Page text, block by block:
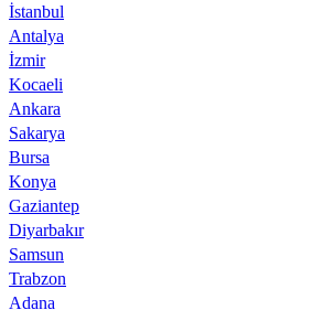
İstanbul
Antalya
İzmir
Kocaeli
Ankara
Sakarya
Bursa
Konya
Gaziantep
Diyarbakır
Samsun
Trabzon
Adana